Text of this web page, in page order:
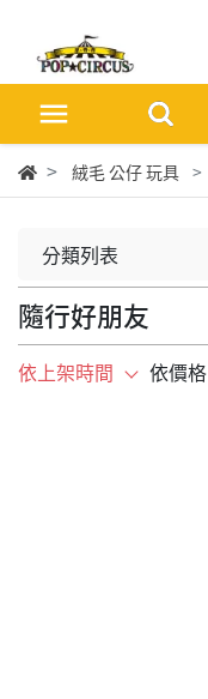
絨毛 公仔 玩具
分類列表
隨行好朋友
依上架時間 依價格